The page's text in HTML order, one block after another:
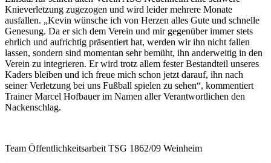
Knieverletzung zugezogen und wird leider mehrere Monate
ausfallen. „Kevin wünsche ich von Herzen alles Gute und schnelle
Genesung. Da er sich dem Verein und mir gegenüber immer stets
ehrlich und aufrichtig präsentiert hat, werden wir ihn nicht fallen
lassen, sondern sind momentan sehr bemüht, ihn anderweitig in den
Verein zu integrieren. Er wird trotz allem fester Bestandteil unseres
Kaders bleiben und ich freue mich schon jetzt darauf, ihn nach
seiner Verletzung bei uns Fußball spielen zu sehen“, kommentiert
Trainer Marcel Hofbauer im Namen aller Verantwortlichen den
Nackenschlag.
Team Öffentlichkeitsarbeit TSG 1862/09 Weinheim